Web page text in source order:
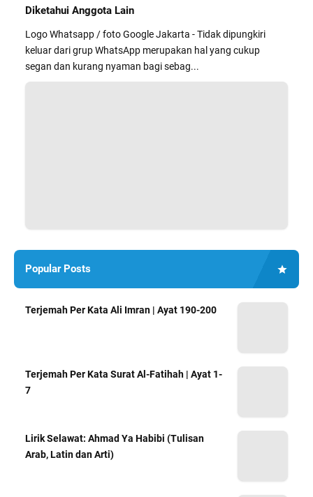
Diketahui Anggota Lain
Logo Whatsapp / foto Google Jakarta - Tidak dipungkiri
keluar dari grup WhatsApp merupakan hal yang cukup
segan dan kurang nyaman bagi sebag...
Popular Posts
Terjemah Per Kata Ali Imran | Ayat 190-200
Terjemah Per Kata Surat Al-Fatihah | Ayat 1-
7
Lirik Selawat: Ahmad Ya Habibi (Tulisan
Arab, Latin dan Arti)